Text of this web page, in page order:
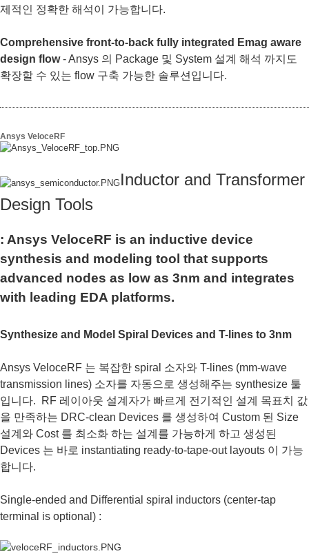
제적인 정확한 해석이 가능합니다.
Comprehensive front-to-back fully integrated Emag aware
design flow- Ansys 의 Package 및 System 설계 해석 까지도
확장할 수 있는 flow 구축 가능한 솔루션입니다.
Ansys VeloceRF
Inductor and Transformer
Design Tools
: Ansys VeloceRF is an inductive device
synthesis and modeling tool that supports
advanced nodes as low as 3nm and integrates
with leading EDA platforms.
Synthesize and Model Spiral Devices and T-lines to 3nm
Ansys VeloceRF 는 복잡한 spiral 소자와 T-lines (mm-wave
transmission lines) 소자를 자동으로 생성해주는 synthesize 툴
입니다. RF 레이아웃 설계자가 빠르게 전기적인 설계 목표치 값
을 만족하는 DRC-clean Devices 를 생성하여 Custom 된 Size
설계와 Cost 를 최소화 하는 설계를 가능하게 하고 생성된
Devices 는 바로 instantiating ready-to-tape-out layouts 이 가능
합니다.
Single-ended and Differential spiral inductors (center-tap
terminal is optional) :